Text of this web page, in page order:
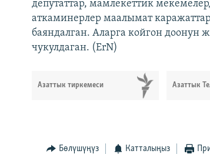
депутаттар, мамлекеттик
аткаминерлер маалымат
баяндалган. Аларга койгон
чукулдаган. (ErN)
Азаттык тиркемеси Азаттык
Бөлүшүңүз Катталыңыз